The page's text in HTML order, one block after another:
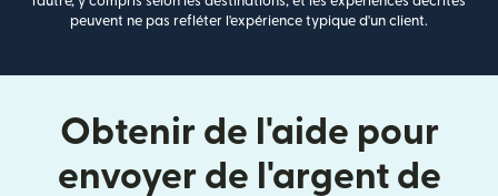
peuvent ne pas refléter l'expérience typique d'un client.
Obtenir de l'aide pour
envoyer de l'argent de